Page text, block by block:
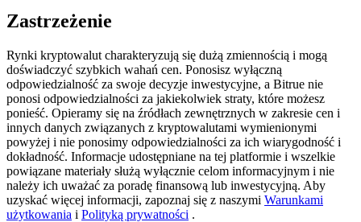
Exclusive for BitMart Users
Register & Trade to Win 500,000 USDT
Precious Metals Trading Carnival
Trade Gold & Silver · 33,333 USDT Bonus
Zastrzeżenie
Rynki kryptowalut charakteryzują się dużą zmiennością i mogą
doświadczyć szybkich wahań cen. Ponosisz wyłączną
odpowiedzialność za swoje decyzje inwestycyjne, a Bitrue nie
ponosi odpowiedzialności za jakiekolwiek straty, które możesz
ponieść. Opieramy się na źródłach zewnętrznych w zakresie cen i
innych danych związanych z kryptowalutami wymienionymi
powyżej i nie ponosimy odpowiedzialności za ich wiarygodność i
dokładność. Informacje udostępniane na tej platformie i wszelkie
powiązane materiały służą wyłącznie celom informacyjnym i nie
należy ich uważać za poradę finansową lub inwestycyjną. Aby
uzyskać więcej informacji, zapoznaj się z naszymi Warunkami
użytkowania i Polityką prywatności .